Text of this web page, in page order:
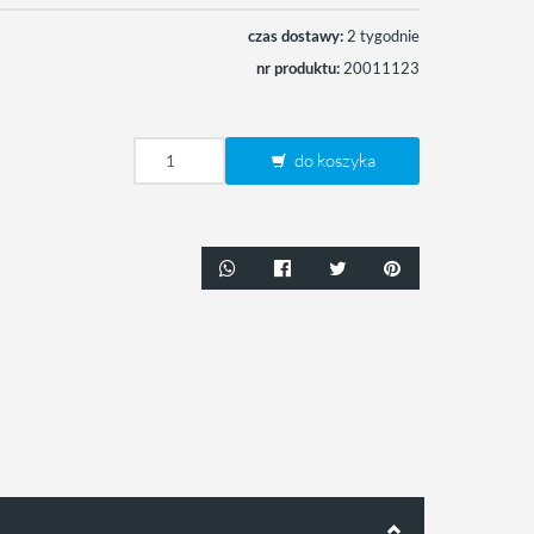
czas dostawy: 2 tygodnie
nr produktu: 20011123
do koszyka